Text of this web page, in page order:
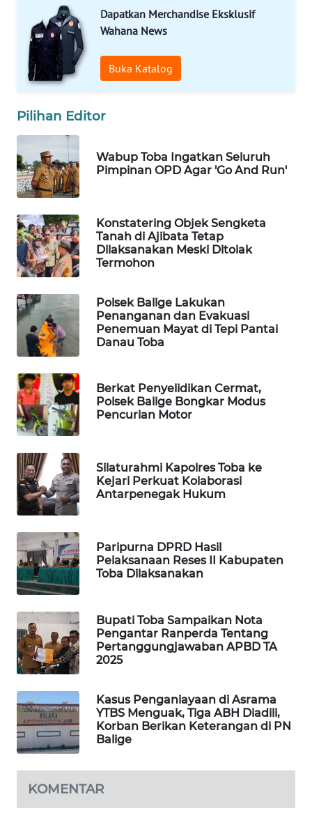
Dapatkan Merchandise Eksklusif
Wahana News
Buka Katalog
Pilihan Editor
Wabup Toba Ingatkan Seluruh
Pimpinan OPD Agar 'Go And Run'
Konstatering Objek Sengketa
Tanah di Ajibata Tetap
Dilaksanakan Meski Ditolak
Termohon
Polsek Balige Lakukan
Penanganan dan Evakuasi
Penemuan Mayat di Tepi Pantai
Danau Toba
Berkat Penyelidikan Cermat,
Polsek Balige Bongkar Modus
Pencurian Motor
Silaturahmi Kapolres Toba ke
Kejari Perkuat Kolaborasi
Antarpenegak Hukum
Paripurna DPRD Hasil
Pelaksanaan Reses II Kabupaten
Toba Dilaksanakan
Bupati Toba Sampaikan Nota
Pengantar Ranperda Tentang
Pertanggungjawaban APBD TA
2025
Kasus Penganiayaan di Asrama
YTBS Menguak, Tiga ABH Diadili,
Korban Berikan Keterangan di PN
Balige
KOMENTAR
PORTAL
KONSUMEN
FORWAMKI
ALPERKLINAS
FORJASIDA
TAMBANG
NEWS
SITUNGIR
NEWS
NEWS
SIBARAGAS
NEWS
METRO
SIANTAR
NEWS
METRO
MEDAN
NEWS
JAKARTA
NEWS
KRT
KARING
NEWS
JURNAL
MARITIM
HUMBANG